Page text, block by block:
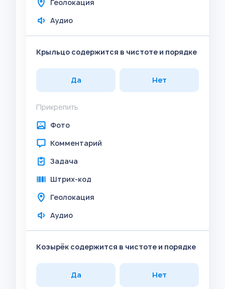
Геолокация
Аудио
Крыльцо содержится в чистоте и порядке
Да Нет
Прикрепить
Фото
Комментарий
Задача
Штрих-код
Геолокация
Аудио
Козырёк содержится в чистоте и порядке
Да Нет